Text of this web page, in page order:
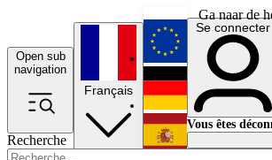
Ga naar de
Open sub
navigation
Recherche
Français
English
Deutsch
Español
Se connecter
Vous êtes